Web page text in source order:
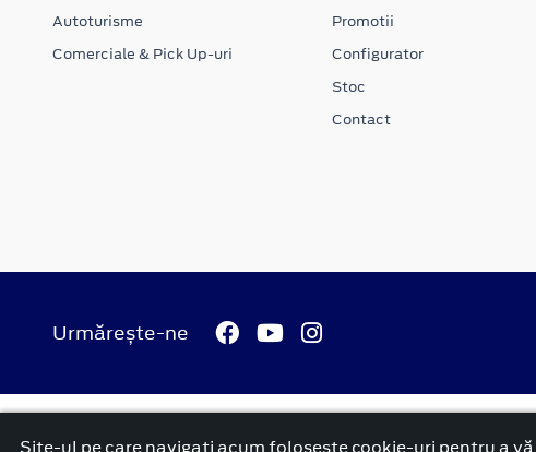
Autoturisme
Comerciale & Pick Up-uri
Promotii
Configurator
Stoc
Contact
Urmărește-ne
Site-ul pe care navigați acum foloseşte cookie-uri pentru a